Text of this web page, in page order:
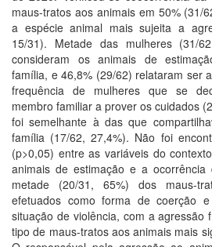
maus-tratos aos animais em 50% (31/
a espécie animal mais sujeita a
15/31). Metade das mulheres (31/
consideram os animais de
família, e 46,8% (29/62) relataram ser
frequência de mulheres que se
membro familiar a prover os cuidados
foi semelhante à das que
família (17/62, 27,4%). Não foi
(p>0,05) entre as variáveis do
animais de estimação e a
metade (20/31, 65%) dos maus-
efetuados como forma de coerção
situação de violência, com a agressão
tipo de maus-tratos aos animais mais